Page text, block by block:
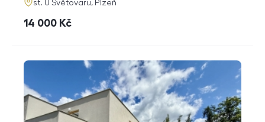
adresa
st. U Světovaru, Plzeň
cena
14 000 Kč